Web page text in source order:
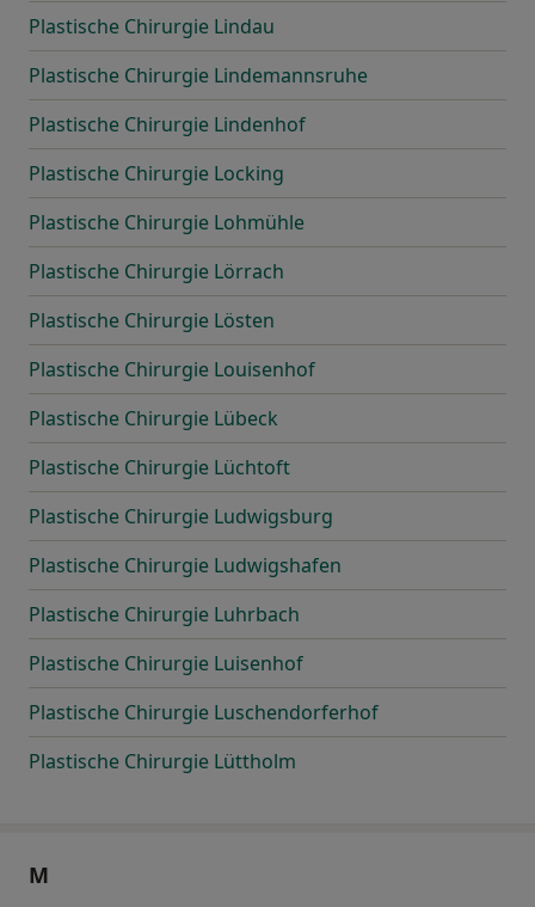
Plastische Chirurgie Lindau
Plastische Chirurgie Lindemannsruhe
Plastische Chirurgie Lindenhof
Plastische Chirurgie Locking
Plastische Chirurgie Lohmühle
Plastische Chirurgie Lörrach
Plastische Chirurgie Lösten
Plastische Chirurgie Louisenhof
Plastische Chirurgie Lübeck
Plastische Chirurgie Lüchtoft
Plastische Chirurgie Ludwigsburg
Plastische Chirurgie Ludwigshafen
Plastische Chirurgie Luhrbach
Plastische Chirurgie Luisenhof
Plastische Chirurgie Luschendorferhof
Plastische Chirurgie Lüttholm
M